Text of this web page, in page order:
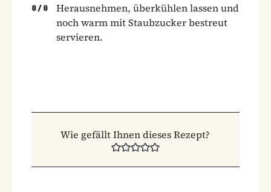
8 / 8
Herausnehmen, überkühlen lassen und
noch warm mit Staubzucker bestreut
servieren.
Wie gefällt Ihnen dieses Rezept?